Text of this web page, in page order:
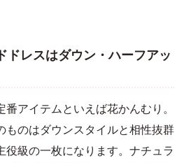
ドレスはダウン・ハーフアッ
アイテムといえば花かんむり。
ものはダウンスタイルと相性抜群
役級の一枚になります。ナチュラ